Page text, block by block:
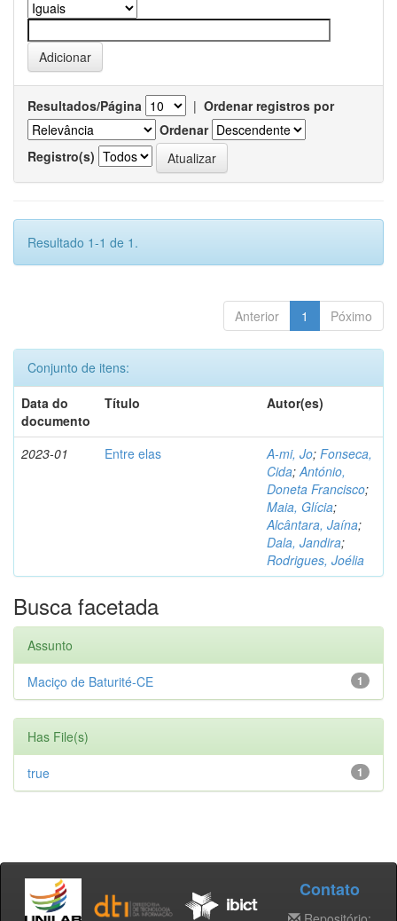
Resultados/Página | Ordenar registros por
Ordenar
Registro(s)
Resultado 1-1 de 1.
Anterior 1 Póximo
Conjunto de itens:
Data do
documento
Título Autor(es)
2023-01 Entre elas A-mi, Jo; Fonseca,
Cida;António,
Doneta Francisco;
Maia, Glícia;
Alcântara, Jaína;
Dala, Jandira;
Rodrigues, Joélia
Busca facetada
Assunto
1
Maciço de Baturité-CE
Has File(s)
1
true
Contato